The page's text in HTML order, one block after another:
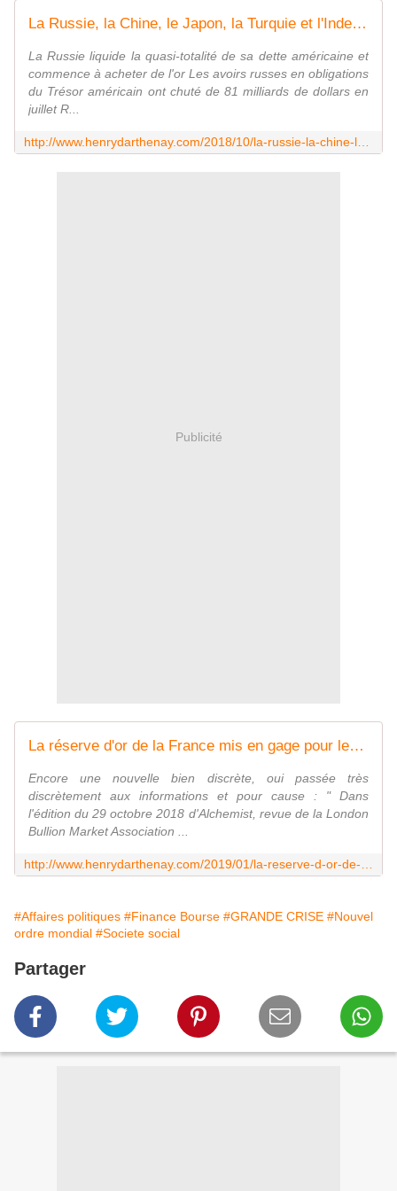
La Russie, la Chine, le Japon, la Turquie et l'Inde liquident leur dette américaine et commencent à acheter de l'or - Vouillé un peu d'Histoire
La Russie liquide la quasi-totalité de sa dette américaine et
commence à acheter de l'or Les avoirs russes en obligations
du Trésor américain ont chuté de 81 milliards de dollars en
juillet R...
Publicité
La réserve d'or de la France mis en gage pour les devises - Vouillé un peu d'Histoire
Encore une nouvelle bien discrète, oui passée très
discrètement aux informations et pour cause : " Dans
l'édition du 29 octobre 2018 d'Alchemist, revue de la London
Bullion Market Association ...
#Affaires politiques #Finance Bourse #GRANDE CRISE #Nouvel
ordre mondial #Societe social
Partager